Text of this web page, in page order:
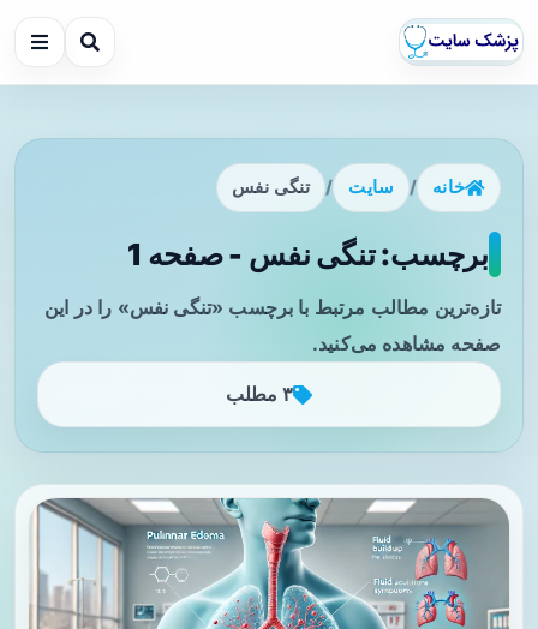
خانه / سایت / تنگی نفس
برچسب: تنگی نفس - صفحه 1
تازه‌ترین مطالب مرتبط با برچسب «تنگی نفس» را در این
صفحه مشاهده می‌کنید.
۳ مطلب